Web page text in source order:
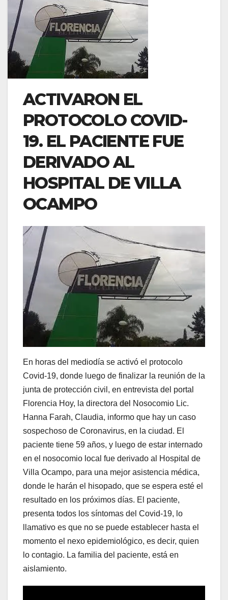
ACTIVARON EL
PROTOCOLO COVID-
19. EL PACIENTE FUE
DERIVADO AL
HOSPITAL DE VILLA
OCAMPO
En horas del mediodía se activó el protocolo
Covid-19, donde luego de finalizar la reunión de la
junta de protección civil, en entrevista del portal
Florencia Hoy, la directora del Nosocomio Lic.
Hanna Farah, Claudia, informo que hay un caso
sospechoso de Coronavirus, en la ciudad. El
paciente tiene 59 años, y luego de estar internado
en el nosocomio local fue derivado al Hospital de
Villa Ocampo, para una mejor asistencia médica,
donde le harán el hisopado, que se espera esté el
resultado en los próximos días. El paciente,
presenta todos los síntomas del Covid-19, lo
llamativo es que no se puede establecer hasta el
momento el nexo epidemiológico, es decir, quien
lo contagio. La familia del paciente, está en
aislamiento.